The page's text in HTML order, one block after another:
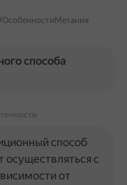
способа
способ
с
от